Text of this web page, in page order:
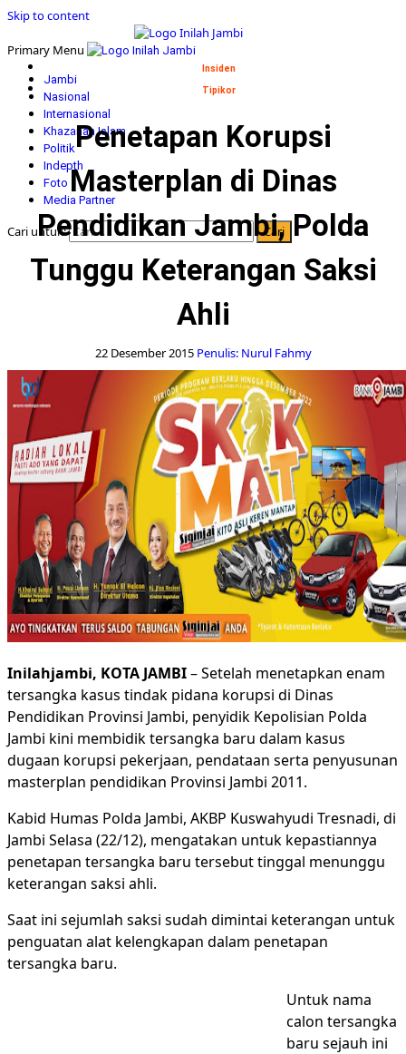
Skip to content
Primary Menu
Jambi
Nasional
Internasional
Khazanah Islam
Politik
Indepth
Foto
Media Partner
Cari untuk:
Insiden
Tipikor
Penetapan Korupsi
Masterplan di Dinas
Pendidikan Jambi, Polda
Tunggu Keterangan Saksi
Ahli
22 Desember 2015 Penulis: Nurul Fahmy
Inilahjambi, KOTA JAMBI– Setelah menetapkan enam
tersangka kasus tindak pidana korupsi di Dinas
Pendidikan Provinsi Jambi, penyidik Kepolisian Polda
Jambi kini membidik tersangka baru dalam kasus
dugaan korupsi pekerjaan, pendataan serta penyusunan
masterplan pendidikan Provinsi Jambi 2011.
Kabid Humas Polda Jambi, AKBP Kuswahyudi Tresnadi, di
Jambi Selasa (22/12), mengatakan untuk kepastiannya
penetapan tersangka baru tersebut tinggal menunggu
keterangan saksi ahli.
Saat ini sejumlah saksi sudah dimintai keterangan untuk
penguatan alat kelengkapan dalam penetapan
tersangka baru.
Untuk nama
calon tersangka
baru sejauh ini